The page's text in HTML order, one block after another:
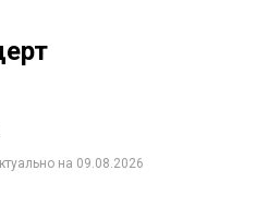
на 09.08.2026